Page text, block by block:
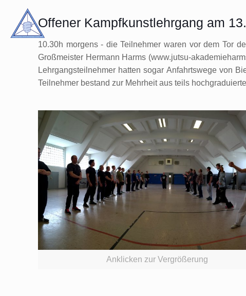
Offener Kampfkunstlehrgang am
10.30h morgens - die Teilnehmer waren vor dem Tor
Großmeister Hermann Harms (www.jutsu-
Lehrgangsteilnehmer hatten sogar Anfahrtswege von
Teilnehmer bestand zur Mehrheit aus teils
Anklicken zur Vergrößerung